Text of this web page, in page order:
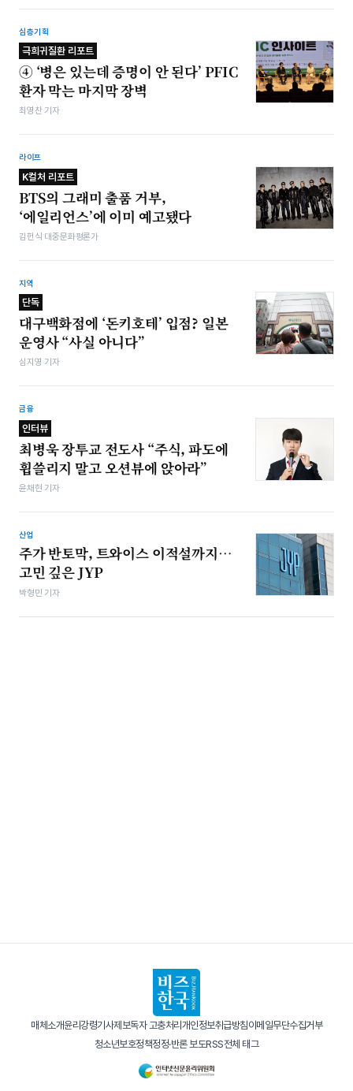
심층기획
극희귀질환 리포트
④ ‘병은 있는데 증명이 안 된다’ PFIC
환자 막는 마지막 장벽
최영찬 기자
라이프
K컬처 리포트
BTS의 그래미 출품 거부,
‘에일리언스’에 이미 예고됐다
김헌식 대중문화평론가
지역
단독
대구백화점에 ‘돈키호테’ 입점? 일본
운영사 “사실 아니다”
심지영 기자
금융
인터뷰
최병욱 장투교 전도사 “주식, 파도에
휩쓸리지 말고 오션뷰에 앉아라”
윤채현 기자
산업
주가 반토막, 트와이스 이적설까지…
고민 깊은 JYP
박형민 기자
매체소개윤리강령기사제보독자 고충처리개인정보취급방침이메일무단수집거부
청소년보호정책정정·반론 보도RSS전체 태그